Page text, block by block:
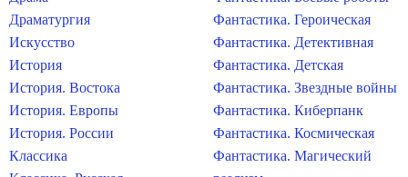
Драматургия
Искусство
История
История. Востока
История. Европы
История. России
Классика
Фантастика. Героическая
Фантастика. Детективная
Фантастика. Детская
Фантастика. Звездные войны
Фантастика. Киберпанк
Фантастика. Космическая
Фантастика. Магический